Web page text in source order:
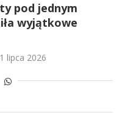
pod jednym
wyjątkowe
lipca 2026